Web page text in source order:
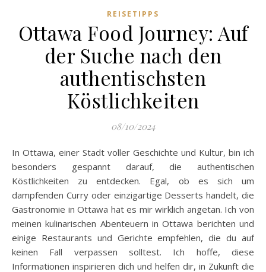
REISETIPPS
Ottawa Food Journey: Auf
der Suche nach den
authentischsten
Köstlichkeiten
08/10/2024
In Ottawa, einer Stadt voller Geschichte und Kultur, bin ich
besonders gespannt darauf, die authentischen
Köstlichkeiten zu entdecken. Egal, ob es sich um
dampfenden Curry oder einzigartige Desserts handelt, die
Gastronomie in Ottawa hat es mir wirklich angetan. Ich von
meinen kulinarischen Abenteuern in Ottawa berichten und
einige Restaurants und Gerichte empfehlen, die du auf
keinen Fall verpassen solltest. Ich hoffe, diese
Informationen inspirieren dich und helfen dir, in Zukunft die